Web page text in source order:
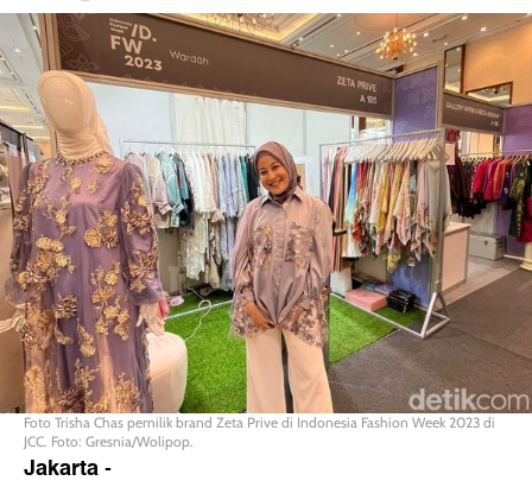
Foto Trisha Chas pemilik brand Zeta Prive di Indonesia Fashion Week 2023 di
JCC. Foto: Gresnia/Wolipop.
Jakarta-